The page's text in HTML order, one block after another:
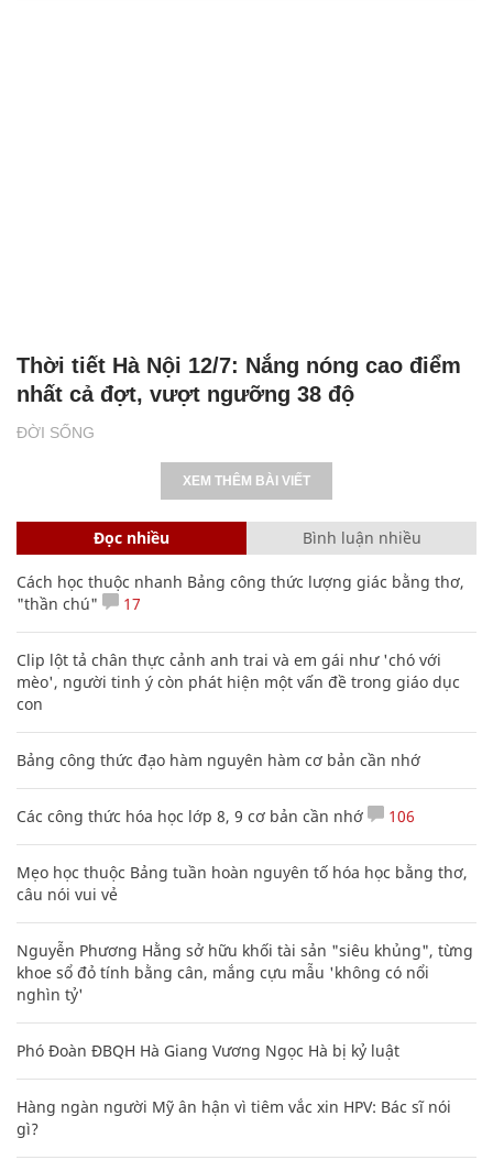
ĐỜI SỐNG
Thời tiết Hà Nội 12/7: Nắng nóng cao điểm
nhất cả đợt, vượt ngưỡng 38 độ
XEM THÊM BÀI VIẾT
Đọc nhiều Bình luận nhiều
Cách học thuộc nhanh Bảng công thức lượng giác bằng thơ,
"thần chú"
17
Clip lột tả chân thực cảnh anh trai và em gái như 'chó với
mèo', người tinh ý còn phát hiện một vấn đề trong giáo dục
con
Bảng công thức đạo hàm nguyên hàm cơ bản cần nhớ
Các công thức hóa học lớp 8, 9 cơ bản cần nhớ 106
Mẹo học thuộc Bảng tuần hoàn nguyên tố hóa học bằng thơ,
câu nói vui vẻ
Nguyễn Phương Hằng sở hữu khối tài sản "siêu khủng", từng
khoe sổ đỏ tính bằng cân, mắng cựu mẫu 'không có nổi
nghìn tỷ'
Phó Đoàn ĐBQH Hà Giang Vương Ngọc Hà bị kỷ luật
Hàng ngàn người Mỹ ân hận vì tiêm vắc xin HPV: Bác sĩ nói
gì?